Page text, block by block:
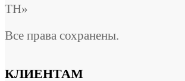
ТН»
Все права сохранены.
КЛИЕНТАМ